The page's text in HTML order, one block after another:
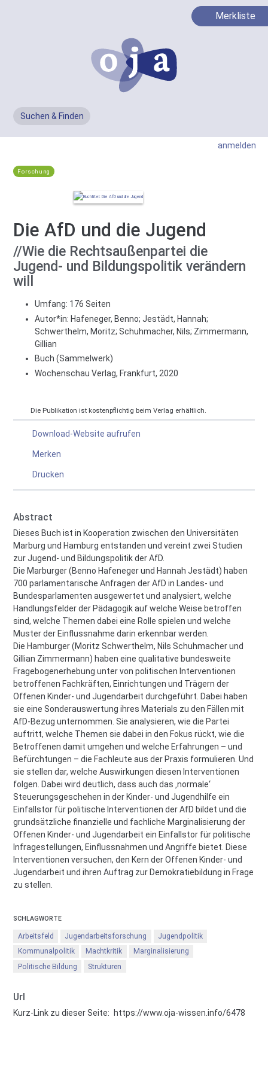
Suchen & Finden
Merkliste
anmelden
Forschung
Die AfD und die Jugend
//Wie die Rechtsaußenpartei die
Jugend- und Bildungspolitik verändern
will
Umfang: 176 Seiten
Autor*in: Hafeneger, Benno; Jestädt, Hannah;
Schwerthelm, Moritz; Schuhmacher, Nils; Zimmermann,
Gillian
Buch (Sammelwerk)
Wochenschau Verlag, Frankfurt, 2020
Die Publikation ist kostenpflichtig beim Verlag erhältlich.
Download-Website aufrufen
Merken
Drucken
Abstract
Dieses Buch ist in Kooperation zwischen den Universitäten
Marburg und Hamburg entstanden und vereint zwei Studien
zur Jugend- und Bildungspolitik der AfD.
Die Marburger (Benno Hafeneger und Hannah Jestädt) haben
700 parlamentarische Anfragen der AfD in Landes- und
Bundesparlamenten ausgewertet und analysiert, welche
Handlungsfelder der Pädagogik auf welche Weise betroffen
sind, welche Themen dabei eine Rolle spielen und welche
Muster der Einflussnahme darin erkennbar werden.
Die Hamburger (Moritz Schwerthelm, Nils Schuhmacher und
Gillian Zimmermann) haben eine qualitative bundesweite
Fragebogenerhebung unter von politischen Interventionen
betroffenen Fachkräften, Einrichtungen und Trägern der
Offenen Kinder- und Jugendarbeit durchgeführt. Dabei haben
sie eine Sonderauswertung ihres Materials zu den Fällen mit
AfD-Bezug unternommen. Sie analysieren, wie die Partei
auftritt, welche Themen sie dabei in den Fokus rückt, wie die
Betroffenen damit umgehen und welche Erfahrungen – und
Befürchtungen – die Fachleute aus der Praxis formulieren. Und
sie stellen dar, welche Auswirkungen diesen Interventionen
folgen. Dabei wird deutlich, dass auch das ‚normale‘
Steuerungsgeschehen in der Kinder- und Jugendhilfe ein
Einfallstor für politische Interventionen der AfD bildet und die
grundsätzliche finanzielle und fachliche Marginalisierung der
Offenen Kinder- und Jugendarbeit ein Einfallstor für politische
Infragestellungen, Einflussnahmen und Angriffe bietet. Diese
Interventionen versuchen, den Kern der Offenen Kinder- und
Jugendarbeit und ihren Auftrag zur Demokratiebildung in Frage
zu stellen.
SCHLAGWORTE
Arbeitsfeld Jugendarbeitsforschung
Jugendpolitik
Kommunalpolitik
Machtkritik
Marginalisierung
Politische Bildung
Strukturen
Url
Kurz-Link zu dieser Seite: https://www.oja-wissen.info/6478